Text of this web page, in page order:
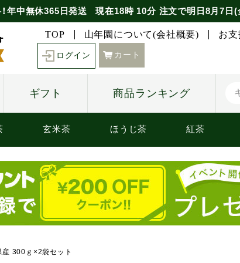
年中無休365日発送 現在18時 10分注文で明日8月7日(
TOP 山年園について(会社概要) お
ログイン カート
ギフト 商品ランキング
玄米茶 ほうじ茶 紅茶
300ｇ×2袋セット